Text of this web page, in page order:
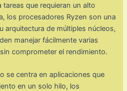
que requieran un alto
los procesadores Ryzen son una
arquitectura de múltiples núcleos,
manejar fácilmente varias
comprometer el rendimiento.
se centra en aplicaciones que
en un solo hilo, los